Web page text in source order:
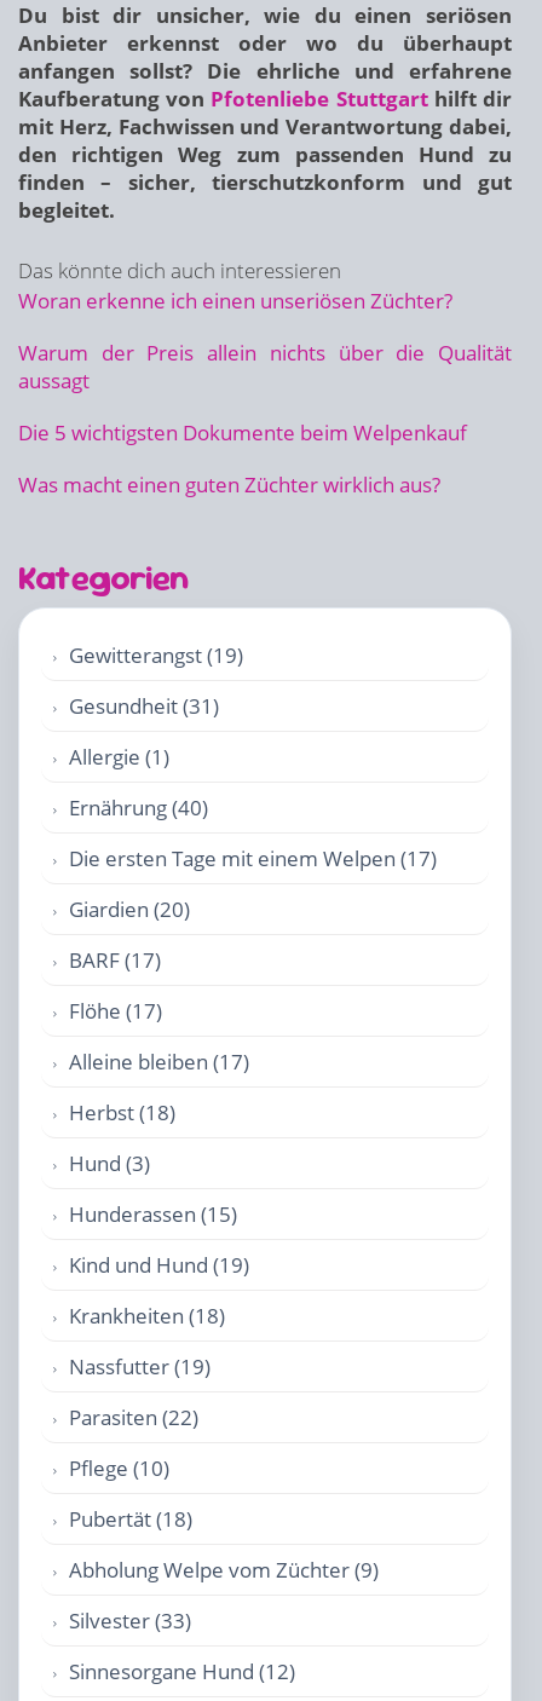
Du bist dir unsicher, wie du einen seriösen
Anbieter erkennst oder wo du überhaupt
anfangen sollst? Die ehrliche und erfahrene
Kaufberatung von Pfotenliebe Stuttgarthilft dir
mit Herz, Fachwissen und Verantwortung dabei,
den richtigen Weg zum passenden Hund zu
finden – sicher, tierschutzkonform und gut
begleitet.
Das könnte dich auch interessieren
Woran erkenne ich einen unseriösen Züchter?
Warum der Preis allein nichts über die Qualität
aussagt
Die 5 wichtigsten Dokumente beim Welpenkauf
Was macht einen guten Züchter wirklich aus?
Kategorien
Gewitterangst (19)
Gesundheit (31)
Allergie (1)
Ernährung (40)
Die ersten Tage mit einem Welpen (17)
Giardien (20)
BARF (17)
Flöhe (17)
Alleine bleiben (17)
Herbst (18)
Hund (3)
Hunderassen (15)
Kind und Hund (19)
Krankheiten (18)
Nassfutter (19)
Parasiten (22)
Pflege (10)
Pubertät (18)
Abholung Welpe vom Züchter (9)
Silvester (33)
Sinnesorgane Hund (12)